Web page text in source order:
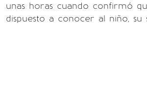
unas horas cuando confirmó
dispuesto a conocer al niño, su